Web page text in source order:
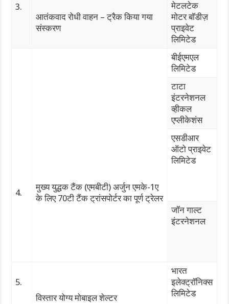
3.
आतंकवाद रोधी वाहन – ट्रैक किया गया
संस्करण
मेटलटेक
मोटर बॉडीज़
प्राइवेट
लिमिटेड
4.
मुख्य युद्धक टैंक (एमबीटी) अर्जुन एमके-1ए
के लिए 70टी टैंक ट्रांसपोर्टर का पूर्ण ट्रेलर
बीईएमएल
लिमिटेड
टाटा
इंटरनेशनल
व्हीकल
एप्लीकेशंस
एसडीआर
ऑटो प्राइवेट
लिमिटेड
जॉन गाल्ट
इंटरनेशनल
5.
विस्तार योग्य मोबाइल शेल्टर
भारत
इलेक्ट्रॉनिक्स
लिमिटेड